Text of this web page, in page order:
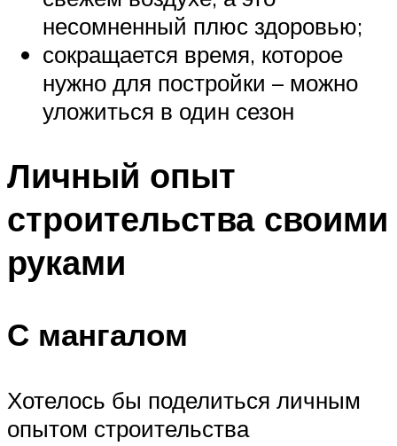
несомненный плюс здоровью;
сокращается время, которое
нужно для постройки – можно
уложиться в один сезон
Личный опыт
строительства своими
руками
С мангалом
Хотелось бы поделиться личным
опытом строительства